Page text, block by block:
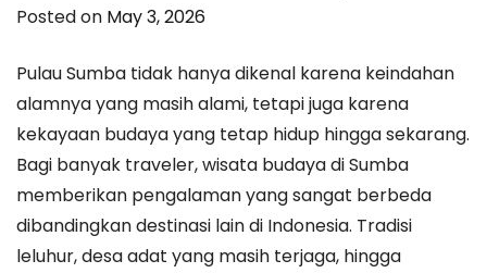
Wisata
Sumba
yang
Memberi
Pengalaman
Berbeda
Posted on May 3, 2026
Pulau Sumba tidak hanya dikenal karena keindahan
alamnya yang masih alami, tetapi juga karena
kekayaan budaya yang tetap hidup hingga sekarang.
Bagi banyak traveler, wisata budaya di Sumba
memberikan pengalaman yang sangat berbeda
dibandingkan destinasi lain di Indonesia. Tradisi
leluhur, desa adat yang masih terjaga, hingga